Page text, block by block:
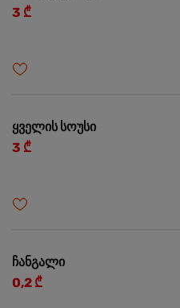
3 ₾
ყველის სოუსი
3 ₾
ჩანგალი
0,2 ₾